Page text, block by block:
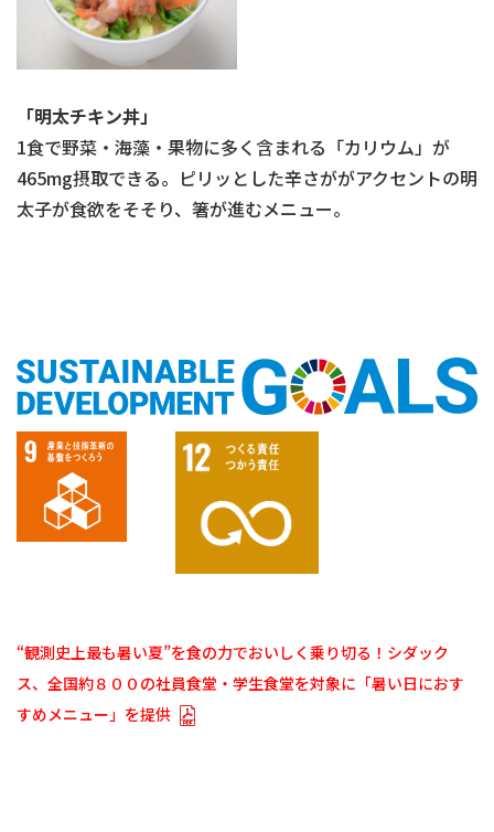
「明太チキン丼」
1食で野菜・海藻・果物に多く含まれる「カリウム」が
465mg摂取できる。ピリッとした辛さががアクセントの明
太子が食欲をそそり、箸が進むメニュー。
“観測史上最も暑い夏”を食の力でおいしく乗り切る！シダック
ス、全国約８００の社員食堂・学生食堂を対象に「暑い日におす
すめメニュー」を提供